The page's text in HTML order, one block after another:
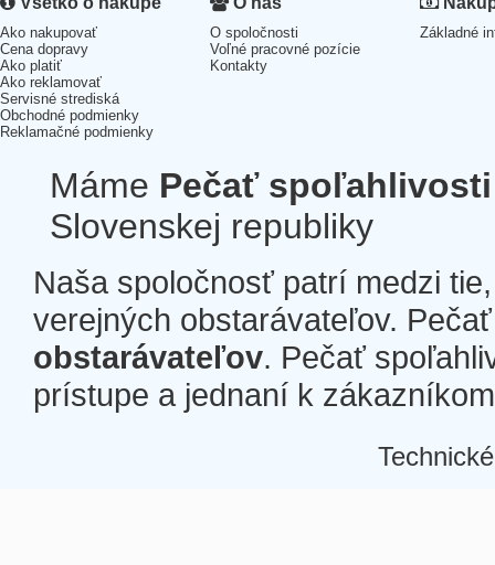
Ako nakupovať
Cena dopravy
Ako platiť
Ako reklamovať
Servisné strediská
Obchodné podmienky
Reklamačné podmienky
O spoločnosti
Voľné pracovné pozície
Kontakty
Základné
Máme Pečať spoľahlivosti
Slovenskej republiky
Naša spoločnosť patrí medzi
verejných obstarávateľov.
obstarávateľov. Pečať
prístupe a jednaní k